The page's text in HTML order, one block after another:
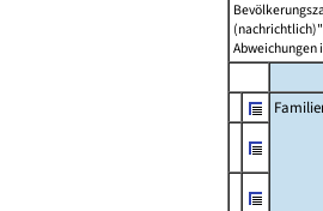
Abweichungen